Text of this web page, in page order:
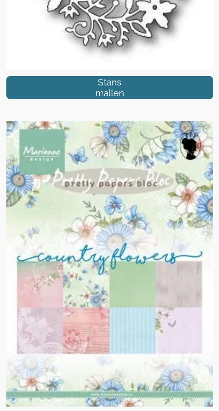
Stans
mallen